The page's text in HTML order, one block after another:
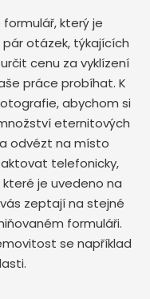
který je
otázek, týkajících
cenu za vyklízení
práce probíhat. K
abychom si
eternitových
odvézt na místo
telefonicky,
je uvedeno na
zeptají na stejné
formuláři.
se například